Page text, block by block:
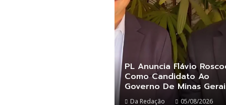
PL Anuncia Flávio
Como Candidato Ao
Governo De Minas
Da Redação 05/08/2026